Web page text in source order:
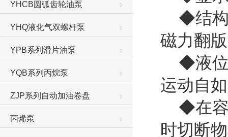
YHCB圆弧齿轮油泵
YHQ液化气双螺杆泵
YPB系列滑片油泵
YQB系列丙烷泵
ZJP系列自动加油卷盘
丙烯泵
◆结构
磁力翻
◆液位
运动自
◆在容
时切断